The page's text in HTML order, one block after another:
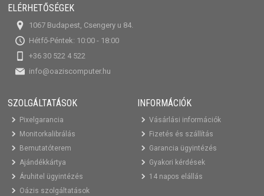
ELÉRHETŐSÉGEK
1067 Budapest, Csengery u 84.
Hétfő-Péntek: 10:00 - 18:00
+36 30 522 4 522
info@oaziscomputer.hu
SZOLGÁLTATÁSOK
Pixelgarancia
Monitorkalibrálás
Bemutatóterem
Ajándékkártya
Áruhitel ügyintézés
Oázis szolgáltatások
INFORMÁCIÓK
Vásárlási információk
Fizetés és szállítás
Garancia ügyintézés
Gyakori kérdések
14 napos elállás